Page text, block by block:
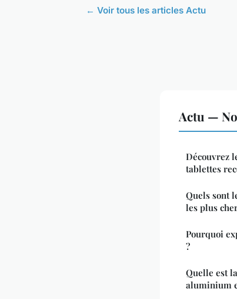
← Voir tous les articles Actu
Actu —
Découvrez
tablettes
Quels sont
les plus
Pourquoi
?
Quelle est
aluminium